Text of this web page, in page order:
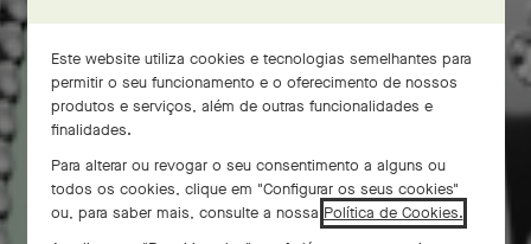
Este website utiliza cookies e tecnologias semelhantes para
permitir o seu funcionamento e o oferecimento de nossos
produtos e serviços, além de outras funcionalidades e
finalidades.
Para alterar ou revogar o seu consentimento a alguns ou
todos os cookies, clique em "Configurar os seus cookies"
ou, para saber mais, consulte a nossa Política de Cookies.